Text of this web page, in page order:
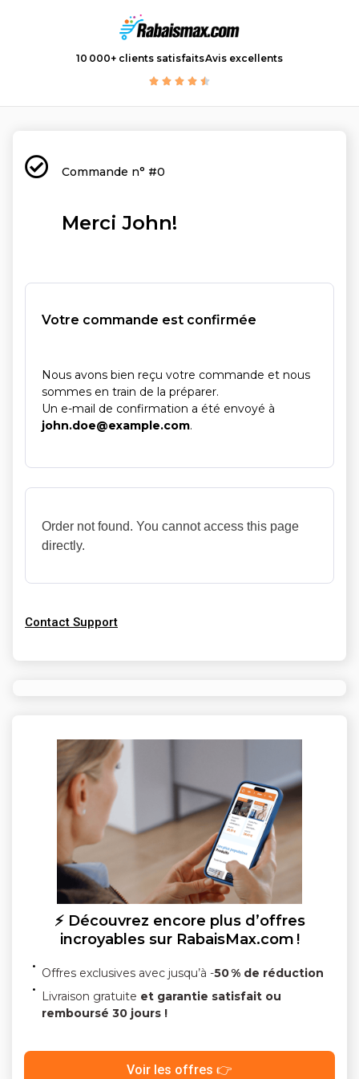
10 000+ clients satisfaitsAvis excellents
Commande n° #0
Merci John!
Votre commande est confirmée
Nous avons bien reçu votre commande et nous
sommes en train de la préparer.
Un e-mail de confirmation a été envoyé à
john.doe@example.com.
Order not found. You cannot access this page
directly.
Contact Support
⚡ Découvrez encore plus d’offres
incroyables sur RabaisMax.com !
Offres exclusives avec jusqu’à -50 % de réduction
Livraison gratuite et garantie satisfait ou
remboursé 30 jours !
Voir les offres 👉